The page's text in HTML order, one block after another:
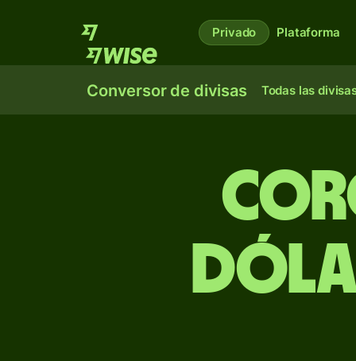
Privado Plataforma
Conversor de divisas Todas las